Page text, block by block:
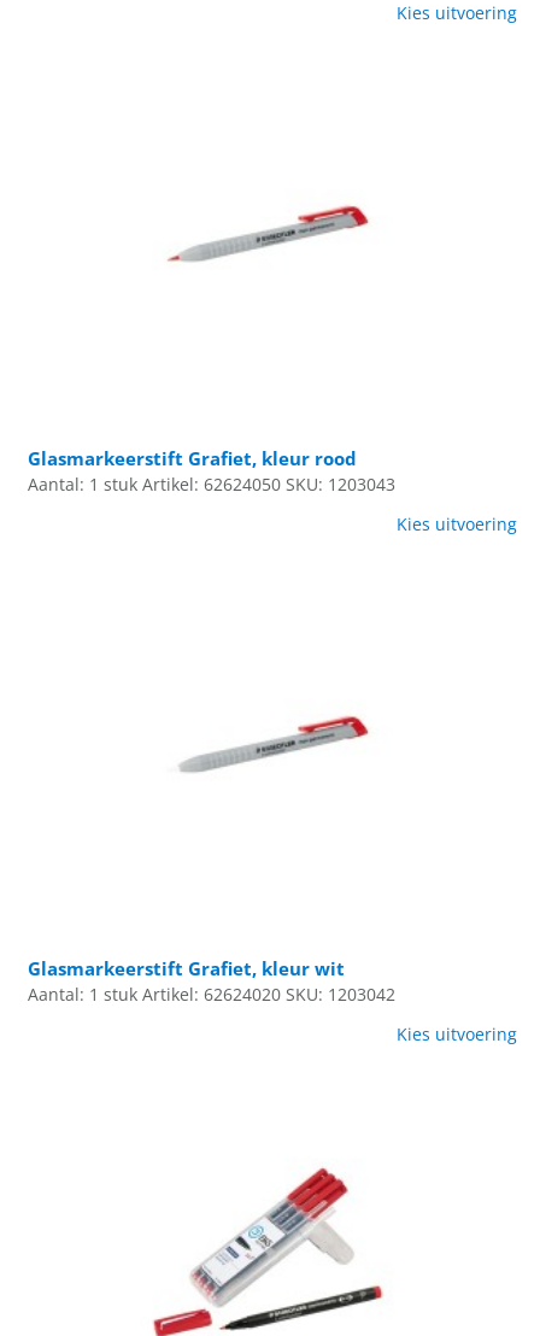
Kies uitvoering
Glasmarkeerstift Grafiet, kleur rood
Aantal: 1 stuk Artikel: 62624050 SKU: 1203043
Kies uitvoering
Glasmarkeerstift Grafiet, kleur wit
Aantal: 1 stuk Artikel: 62624020 SKU: 1203042
Kies uitvoering